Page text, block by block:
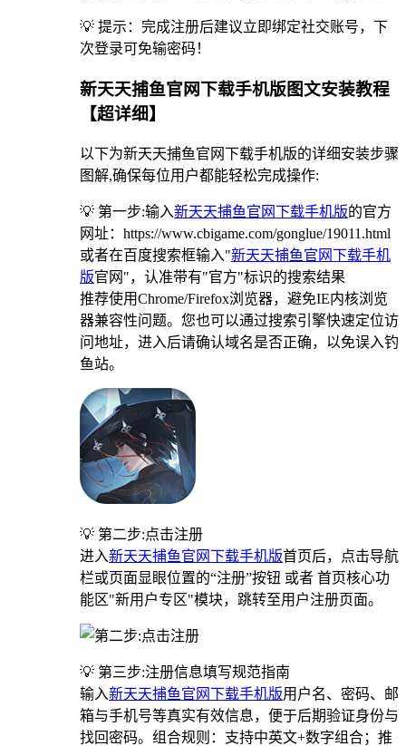
💡 提示：完成注册后建议立即绑定社交账号，下
次登录可免输密码！
新天天捕鱼官网下载手机版图文安装教程
【超详细】
以下为新天天捕鱼官网下载手机版的详细安装步骤
图解,确保每位用户都能轻松完成操作:
💡 第一步:输入新天天捕鱼官网下载手机版的官方
网址：https://www.cbigame.com/gonglue/19011.html
或者在百度搜索框输入"新天天捕鱼官网下载手机
版官网"，认准带有"官方"标识的搜索结果
推荐使用Chrome/Firefox浏览器，避免IE内核浏览
器兼容性问题。您也可以通过搜索引擎快速定位访
问地址，进入后请确认域名是否正确，以免误入钓
鱼站。
💡 第二步:点击注册
进入新天天捕鱼官网下载手机版首页后，点击导航
栏或页面显眼位置的“注册”按钮 或者 首页核心功
能区"新用户专区"模块，跳转至用户注册页面。
💡 第三步:注册信息填写规范指南
输入新天天捕鱼官网下载手机版用户名、密码、邮
箱与手机号等真实有效信息，便于后期验证身份与
找回密码。组合规则：支持中英文+数字组合；推